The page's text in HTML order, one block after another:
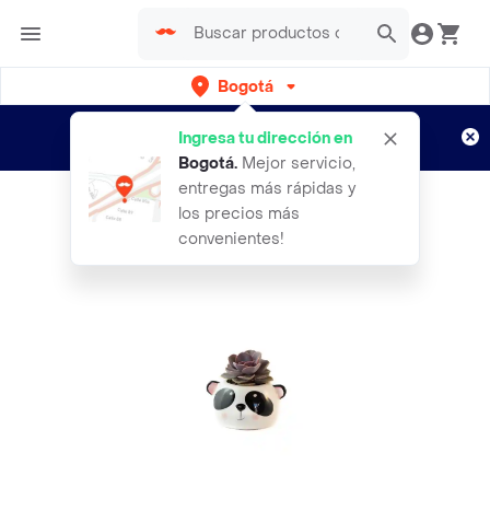
Bogotá
Ingresa tu dirección en
Bogotá. Mejor servicio,
entregas más rápidas y
los precios más
convenientes!
envíos gratis por semanas
Aplican TyC